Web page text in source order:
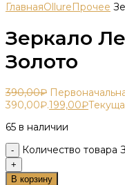
ГлавнаяOllureПрочее
Зеркало
Золото
390,00₽
390,00₽.199,00₽
65 в наличии
Количество
В корзину